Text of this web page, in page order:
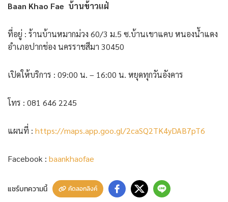
Baan Khao Fae บ้านข้าวแฝ่
ที่อยู่ : ร้านบ้านหมากม่วง 60/3 ม.5 ซ.บ้านเขาแคบ หนองน้ำแดง
อำเภอปากช่อง นครราชสีมา 30450
เปิดให้บริการ : 09:00 น. – 16:00 น. หยุดทุกวันอังคาร
โทร : 081 646 2245
แผนที่ : https://maps.app.goo.gl/2caSQ2TK4yDAB7pT6
Facebook : baankhaofae
แชร์บทความนี้ คัดลอกลิงค์